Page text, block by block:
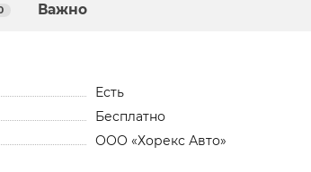
Важно
Есть
Бесплатно
ООО «Хорекс Авто»